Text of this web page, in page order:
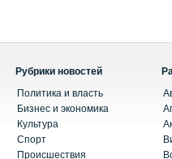
Рубрики новостей
Политика и власть
Бизнес и экономика
Культура
Спорт
Происшествия